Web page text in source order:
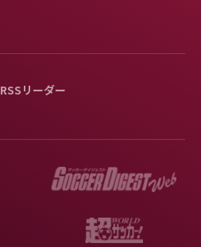
RSSリーダー